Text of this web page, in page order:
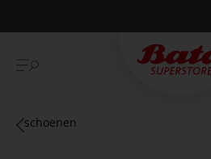
Betaal achteraf met Klarna
schoenen